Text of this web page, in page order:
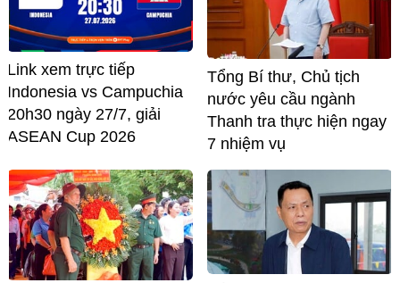
Link xem trực tiếp
Indonesia vs Campuchia
20h30 ngày 27/7, giải
ASEAN Cup 2026
Tổng Bí thư, Chủ tịch
nước yêu cầu ngành
Thanh tra thực hiện ngay
7 nhiệm vụ